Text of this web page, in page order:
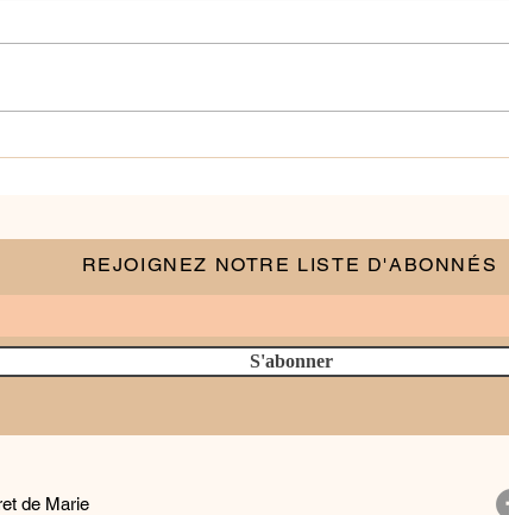
"Donner du sens à nos
REJOIGNEZ NOTRE LISTE D'ABONNÉS
S'abonner
de Marie